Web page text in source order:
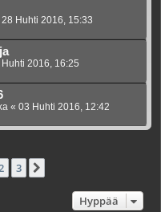
28 Huhti 2016, 15:33
2016, 16:25
« 03 Huhti 2016, 12:42
3
Hyppää